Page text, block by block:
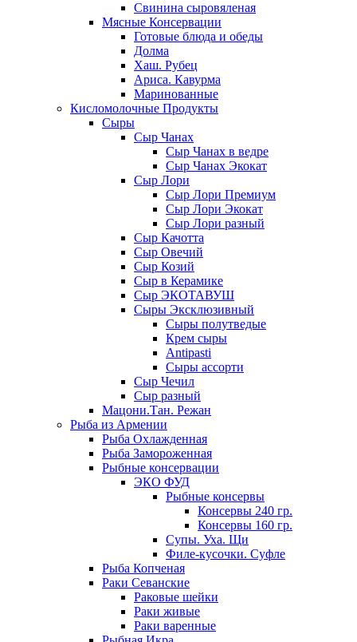
Свинина сыровяленая
Мясные Консервации
Готовые блюда и обеды
Долма
Хаш. Рубец
Ариса. Кавурма
Маринованные
Кисломолочные Продукты
Сыры
Сыр Чанах
Сыр Чанах в ведре
Сыр Чанах Экокат
Сыр Лори
Сыр Лори Премиум
Сыр Лори Экокат
Сыр Лори разный
Сыр Качотта
Сыр Овечий
Сыр Козий
Сыр в Керамике
Сыр ЭКОТАВУШ
Сыры Эксклюзивный
Сыры полутведые
Крем сыры
Antipasti
Сыры ассорти
Сыр Чечил
Сыр разный
Мацони.Тан. Режан
Рыба из Армении
Рыба Охлажденная
Рыба Замороженная
Рыбные консервации
ЭКО ФУД
Рыбные консервы
Консервы 240 гр.
Консервы 160 гр.
Супы. Уха. Щи
Филе-кусочки. Суфле
Рыба Копченая
Раки Севанские
Раковые шейки
Раки живые
Раки варенные